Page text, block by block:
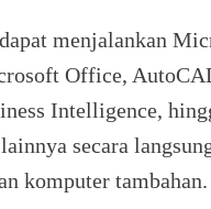
menjalankan
Office,
Intelligence,
secara
komputer tambahan.